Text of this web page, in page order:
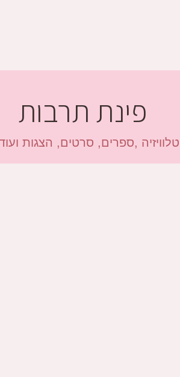
פינת תרבות
,ספרים, סרטים, הצגות ועוד